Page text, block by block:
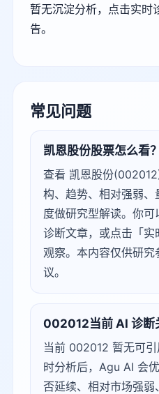
暂无沉淀分析，点击实时
告。
常见问题
凯恩股份股票怎么看？
查看 凯恩股份
构、趋势、相对强弱
度做研究型解读。你
诊断文章，或点击「
观察。本内容仅供研
议。
002012当前 AI 诊断
当前 002012 暂无可
时分析后，Agu AI 会
否延续、相对市场强